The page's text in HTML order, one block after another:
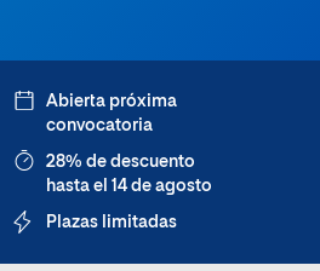
Abierta próxima
convocatoria
28% de descuento
hasta el 14 de agosto
Plazas limitadas